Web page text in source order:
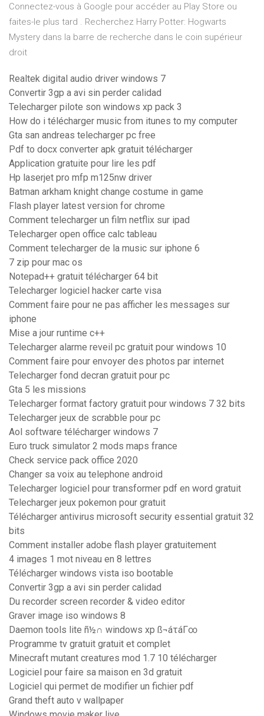
Connectez-vous à Google pour accéder au Play Store ou
faites-le plus tard . Recherchez Harry Potter: Hogwarts
Mystery dans la barre de recherche dans le coin supérieur
droit
Realtek digital audio driver windows 7
Convertir 3gp a avi sin perder calidad
Telecharger pilote son windows xp pack 3
How do i télécharger music from itunes to my computer
Gta san andreas telecharger pc free
Pdf to docx converter apk gratuit télécharger
Application gratuite pour lire les pdf
Hp laserjet pro mfp m125nw driver
Batman arkham knight change costume in game
Flash player latest version for chrome
Comment telecharger un film netflix sur ipad
Telecharger open office calc tableau
Comment telecharger de la music sur iphone 6
7 zip pour mac os
Notepad++ gratuit télécharger 64 bit
Telecharger logiciel hacker carte visa
Comment faire pour ne pas afficher les messages sur
iphone
Mise a jour runtime c++
Telecharger alarme reveil pc gratuit pour windows 10
Comment faire pour envoyer des photos par internet
Telecharger fond decran gratuit pour pc
Gta 5 les missions
Telecharger format factory gratuit pour windows 7 32 bits
Telecharger jeux de scrabble pour pc
Aol software télécharger windows 7
Euro truck simulator 2 mods maps france
Check service pack office 2020
Changer sa voix au telephone android
Telecharger logiciel pour transformer pdf en word gratuit
Telecharger jeux pokemon pour gratuit
Télécharger antivirus microsoft security essential gratuit 32
bits
Comment installer adobe flash player gratuitement
4 images 1 mot niveau en 8 lettres
Télécharger windows vista iso bootable
Convertir 3gp a avi sin perder calidad
Du recorder screen recorder & video editor
Graver image iso windows 8
Daemon tools lite ñ½∩ windows xp ß¬áτáΓ∞
Programme tv gratuit gratuit et complet
Minecraft mutant creatures mod 1.7 10 télécharger
Logiciel pour faire sa maison en 3d gratuit
Logiciel qui permet de modifier un fichier pdf
Grand theft auto v wallpaper